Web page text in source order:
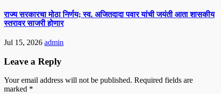
राज्य सरकारचा मोठा निर्णय; स्व. अजितदादा पवार यांची जयंती आता शासकीय
स्तरावर साजरी होणार
Jul 15, 2026 admin
Leave a Reply
Your email address will not be published. Required fields are
marked *